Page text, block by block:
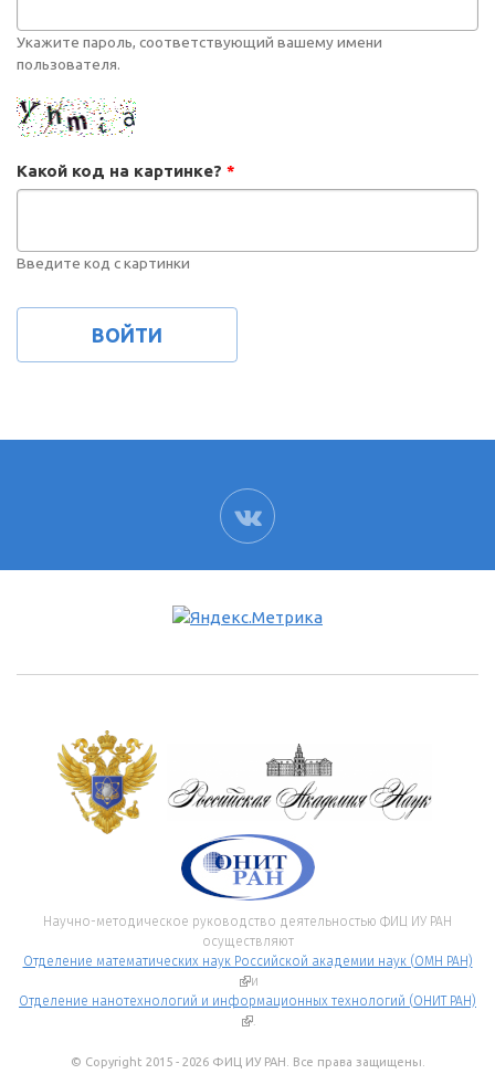
Укажите пароль, соответствующий вашему имени
пользователя.
Какой код на картинке? *
Введите код с картинки
ВК
Научно-методическое руководство деятельностью ФИЦ ИУ РАН
осуществляют
Отделение математических наук Российской академии наук (ОМН РАН)
(внешняя ссылка)
и
Отделение нанотехнологий и информационных технологий (ОНИТ РАН)
(внешняя ссылка)
.
© Copyright 2015 - 2026 ФИЦ ИУ РАН. Все права защищены.